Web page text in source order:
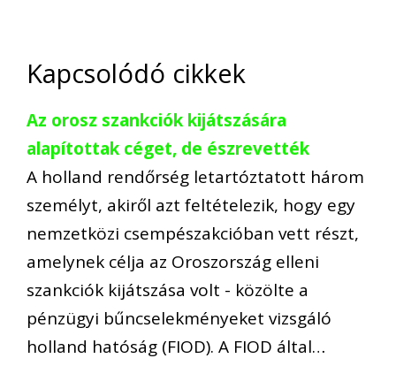
Kapcsolódó cikkek
Az orosz szankciók kijátszására
alapítottak céget, de észrevették
A holland rendőrség letartóztatott három
személyt, akiről azt feltételezik, hogy egy
nemzetközi csempészakcióban vett részt,
amelynek célja az Oroszország elleni
szankciók kijátszása volt - közölte a
pénzügyi bűncselekményeket vizsgáló
holland hatóság (FIOD). A FIOD által…